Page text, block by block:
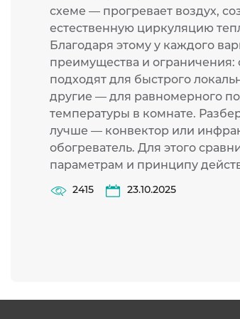
схеме — прогревает воздух,
естественную циркуляцию
Благодаря этому у каждого
преимущества и ограничения:
подходят для быстрого
другие — для равномерного
температуры в комнате.
лучше — конвектор или
обогреватель. Для этого
параметрам и принципу
2415 23.10.2025